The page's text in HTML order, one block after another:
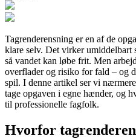
Tagrenderensning er en af de
klare selv. Det virker umiddelbart
så vandet kan løbe frit. Men
overflader og risiko for fald – og
spil. I denne artikel ser vi
tage opgaven i egne hænder, og
til professionelle fagfolk.
Hvorfor